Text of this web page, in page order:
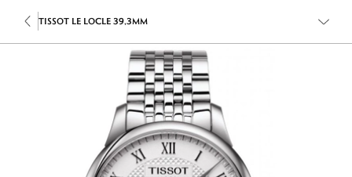
TISSOT LE LOCLE 39,3MM